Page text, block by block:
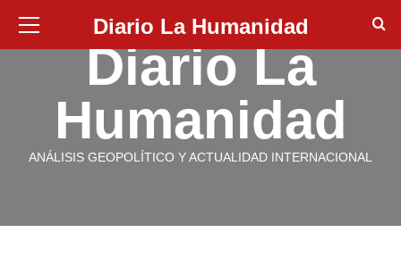
Diario La
Humanidad
ANÁLISIS GEOPOLÍTICO Y ACTUALIDAD INTERNACIONAL
Diario La Humanidad